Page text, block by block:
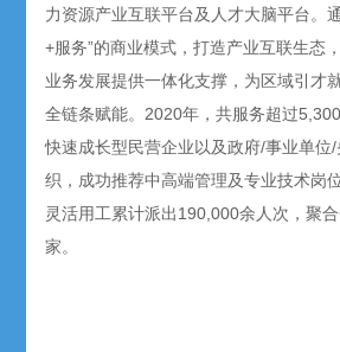
力资源产业互联平台及人才大脑平台。
+服务”的商业模式，打造产业互联生态
业务发展提供一体化支撑，为区域引才
全链条赋能。2020年，共服务超过
快速成长型民营企业以及政府/事业单位
织，成功推荐中高端管理及专业技术岗
灵活用工累计派出190,000余人次，聚
家。